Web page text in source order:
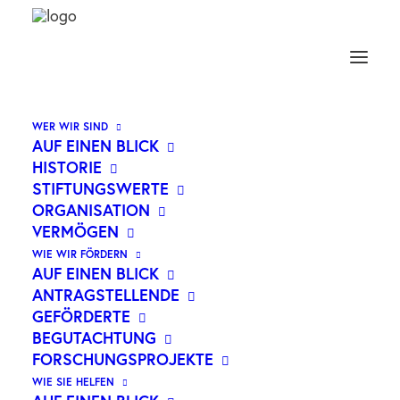
WER WIR SIND
AUF EINEN BLICK
HISTORIE
STIFTUNGSWERTE
ORGANISATION
VERMÖGEN
WIE WIR FÖRDERN
AUF EINEN BLICK
ANTRAGSTELLENDE
GEFÖRDERTE
BEGUTACHTUNG
FORSCHUNGSPROJEKTE
WIE SIE HELFEN
WER WIR SIND
GEMEINSAM GEGEN KREBS